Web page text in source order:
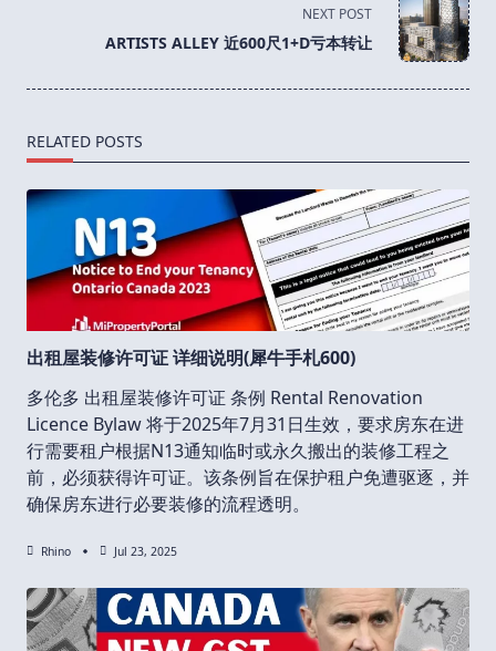
NEXT POST
ARTISTS ALLEY 近600尺1+D亏本转让
RELATED POSTS
出租屋装修许可证 详细说明(犀牛手札600)
多伦多 出租屋装修许可证 条例 Rental Renovation
Licence Bylaw 将于2025年7月31日生效，要求房东在进
行需要租户根据N13通知临时或永久搬出的装修工程之
前，必须获得许可证。该条例旨在保护租户免遭驱逐，并
确保房东进行必要装修的流程透明。
Rhino Jul 23, 2025